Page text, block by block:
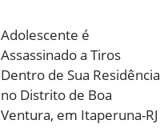
Adolescente é
Assassinado a Tiros
Dentro de Sua Residência
no Distrito de Boa
Ventura, em Itaperuna-RJ